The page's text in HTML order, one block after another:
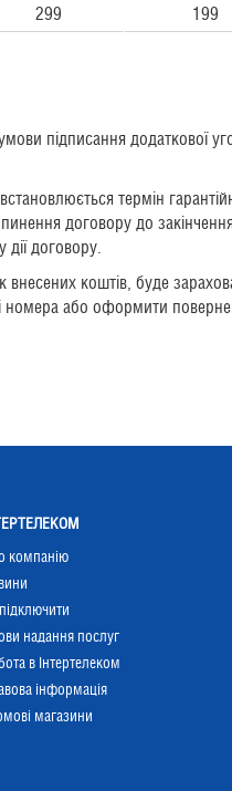
299 199
підписання додаткової
термін
договору до
договору.
коштів, буде
номера або оформити
компанію
надання послуг
в Інтертелеком
інформація
магазини